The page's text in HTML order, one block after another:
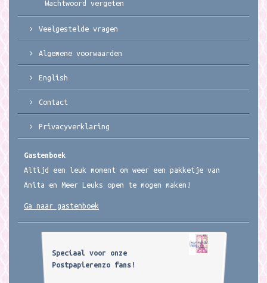
Wachtwoord vergeten
Veelgestelde vragen
Algemene voorwaarden
English
Contact
Privacyverklaring
Gastenboek
Altijd een leuk moment om weer een pakketje van
Anita en Meer Leuks open te mogen maken!
Ga naar gastenboek
Speciaal voor onze
Postpapierenzo fans!